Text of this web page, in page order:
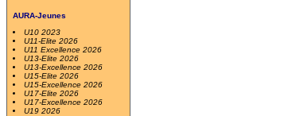
AURA-Jeunes
U10 2023
U11-Elite 2026
U11 Excellence 2026
U13-Elite 2026
U13-Excellence 2026
U15-Elite 2026
U15-Excellence 2026
U17-Elite 2026
U17-Excellence 2026
U19 2026